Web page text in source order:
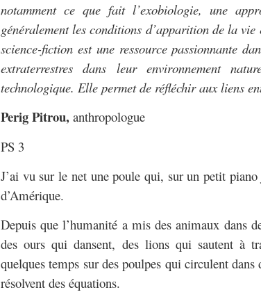
notamment ce que fait l’exobiologie, une
généralement les conditions d’apparition de la
science-fiction est une ressource passionnante
extraterrestres dans leur environnement
technologique. Elle permet de réfléchir aux liens
Perig Pitrou, anthropologue
PS 3
J’ai vu sur le net une poule qui, sur un petit
d’Amérique.
Depuis que l’humanité a mis des animaux dans
des ours qui dansent, des lions qui sautent à
quelques temps sur des poulpes qui circulent
résolvent des équations.